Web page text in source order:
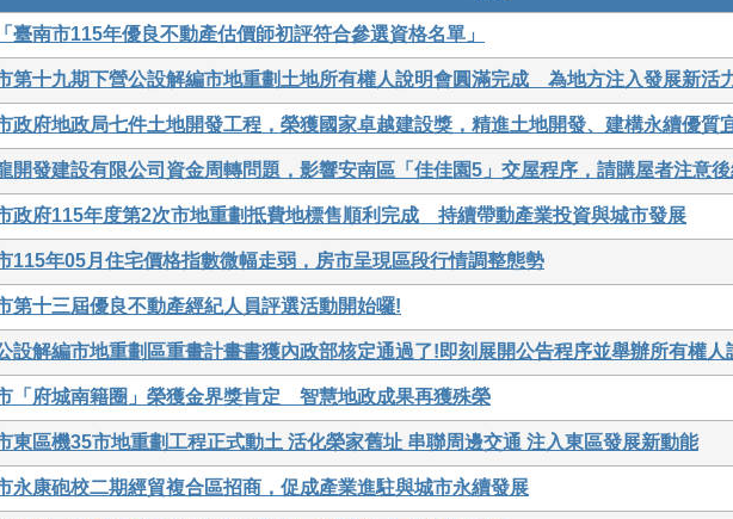
臺南市115年優良不動產估價師初評符合參選資格名單」
第十九期下營公設解編市地重劃土地所有權人說明會圓滿完成 為地方注入發展新活
政府地政局七件土地開發工程，榮獲國家卓越建設獎，精進土地開發、建構永續優質
開發建設有限公司資金周轉問題，影響安南區「佳佳園5」交屋程序，請購屋者注意
政府115年度第2次市地重劃抵費地標售順利完成 持續帶動產業投資與城市發展
115年05月住宅價格指數微幅走弱，房市呈現區段行情調整態勢
第十三屆優良不動產經紀人員評選活動開始囉!
設解編市地重劃區重畫計畫書獲內政部核定通過了!即刻展開公告程序並舉辦所有權人
「府城南籍圈」榮獲金界獎肯定 智慧地政成果再獲殊榮
東區機35市地重劃工程正式動土 活化榮家舊址 串聯周邊交通 注入東區發展新動能
永康砲校二期經貿複合區招商，促成產業進駐與城市永續發展